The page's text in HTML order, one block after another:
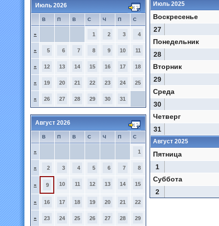
Июль 2026
В П В С Ч П С
» 1 2 3 4
» 5 6 7 8 9 10 11
» 12 13 14 15 16 17 18
» 19 20 21 22 23 24 25
» 26 27 28 29 30 31
Август 2026
В П В С Ч П С
» 1
» 2 3 4 5 6 7 8
» 9 10 11 12 13 14 15
» 16 17 18 19 20 21 22
» 23 24 25 26 27 28 29
Июль 2025
Воскресенье
27
Понедельник
28
Вторник
29
Среда
30
Четверг
31
Август 2025
Пятница
1
Суббота
2